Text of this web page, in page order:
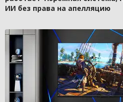
ИИ без права на апелляцию